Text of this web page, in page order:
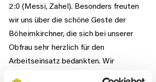
2:0 (Messi, Zahel). Besonders freuten
wir uns über die schöne Geste der
Böheimkirchner, die sich bei unserer
Obfrau sehr herzlich für den
Arbeitseinsatz bedankten. Wir